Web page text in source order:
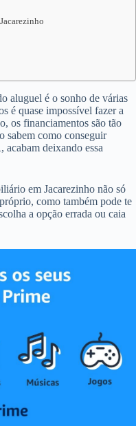
aluguel é o sonho de várias
é quase impossível fazer a
os financiamentos são tão
sabem como conseguir
deixando essa
em Jacarezinho não só
como também pode te
a opção errada ou caia